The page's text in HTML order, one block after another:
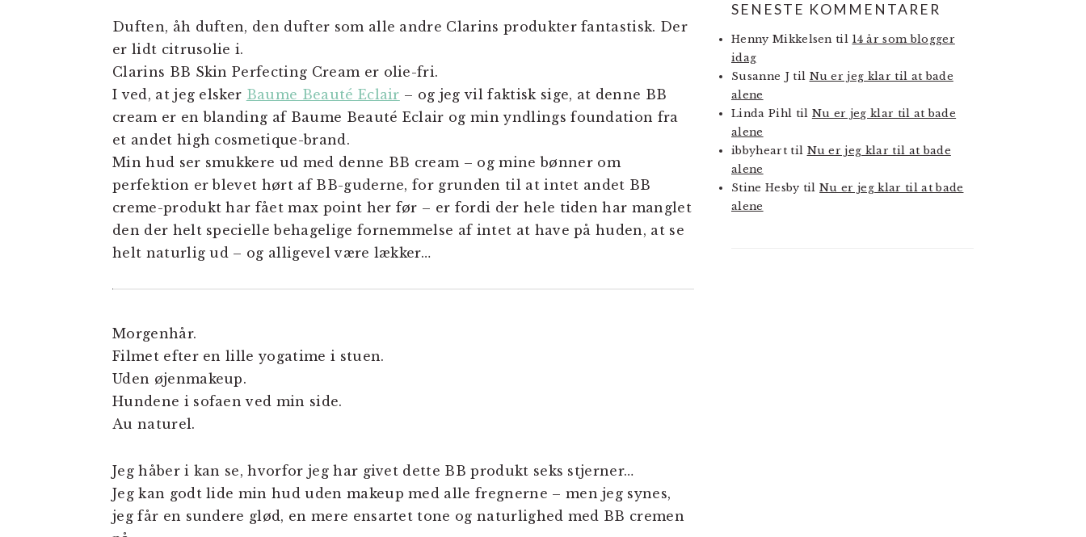
Duften, åh duften, den dufter som alle andre Clarins produkter fantastisk. Der
er lidt citrusolie i.
Clarins BB Skin Perfecting Cream er olie-fri.
I ved, at jeg elsker Baume Beauté Eclair – og jeg vil faktisk sige, at denne BB
cream er en blanding af Baume Beauté Eclair og min yndlings foundation fra
et andet high cosmetique-brand.
Min hud ser smukkere ud med denne BB cream – og mine bønner om
perfektion er blevet hørt af BB-guderne, for grunden til at intet andet BB
creme-produkt har fået max point her før – er fordi der hele tiden har manglet
den der helt specielle behagelige fornemmelse af intet at have på huden, at se
helt naturlig ud – og alligevel være lækker…
Morgenhår.
Filmet efter en lille yogatime i stuen.
Uden øjenmakeup.
Hundene i sofaen ved min side.
Au naturel.
Jeg håber i kan se, hvorfor jeg har givet dette BB produkt seks stjerner…
Jeg kan godt lide min hud uden makeup med alle fregnerne – men jeg synes,
jeg får en sundere glød, en mere ensartet tone og naturlighed med BB cremen
SENESTE KOMMENTARER
Henny Mikkelsen til 14 år som blogger
idag
Susanne Jtil Nu er jeg klar til at bade
alene
Linda Pihl til Nu er jeg klar til at bade
alene
ibbyhearttil Nu er jeg klar til at bade
alene
Stine Hesby tilNu er jeg klar til at bade
alene